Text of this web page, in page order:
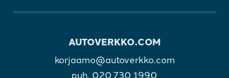
AUTOVERKKO.COM
korjaamo@autoverkko.com
puh. 020 730 1990